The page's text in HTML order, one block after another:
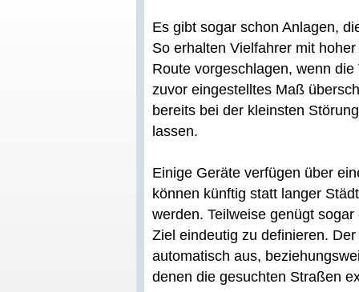
Es gibt sogar schon Anlagen,
So erhalten Vielfahrer mit
Route vorgeschlagen, wenn
zuvor eingestelltes Maß
bereits bei der kleinsten
lassen.
Einige Geräte verfügen über
können künftig statt langer
werden. Teilweise genügt
Ziel eindeutig zu definieren.
automatisch aus,
denen die gesuchten Straßen